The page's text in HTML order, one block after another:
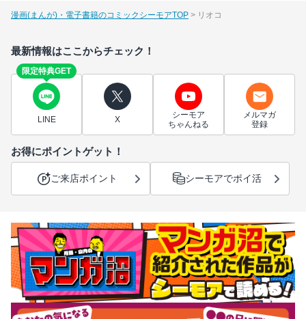
漫画(まんが)・電子書籍のコミックシーモアTOP リオコ
最新情報はここからチェック！
限定特典GET
LINE X
シーモア
ちゃんねる
メルマガ
登録
お得にポイントゲット！
ご来店ポイント シーモアでポイ活